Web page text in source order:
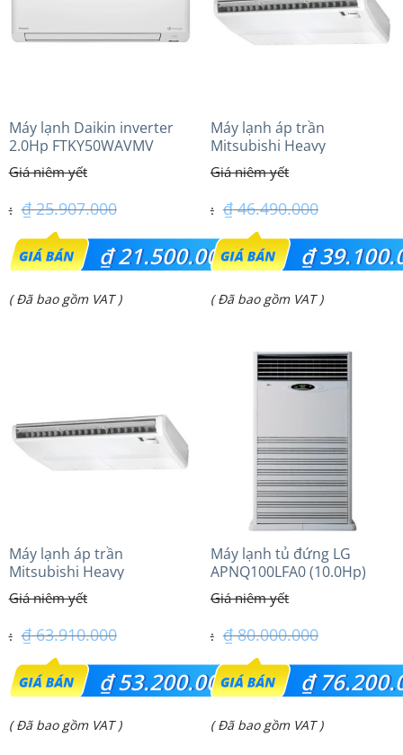
Máy lạnh Daikin inverter
2.0Hp FTKY50WAVMV
₫25.907.000
Giá
gốc
là:
₫21.500.000
Giá
₫ 21.500.000.
( Đã bao gồm VAT )
Máy lạnh áp trần
Mitsubishi Heavy
FDE100VG (4.0Hp) Cao cấp
– 1 Pha
₫46.490.000
Giá
gốc
là:
₫
Giá
( Đã bao gồm VAT )
Máy lạnh áp trần
Mitsubishi Heavy
FDE125VG (5.0Hp) Cao cấp
– 1 Pha
₫63.910.000
Giá
gốc
là:
₫53.200.000
Giá
( Đã bao gồm VAT )
Máy lạnh tủ đứng LG
APNQ100LFA0 (10.0Hp)
₫80.000.000
Giá
gốc
là:
₫
Giá
( Đã bao gồm VAT )